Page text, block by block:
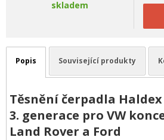
skladem
Popis Související produkty
Těsnění čerpadla Haldex
3. generace pro VW
Land Rover a Ford